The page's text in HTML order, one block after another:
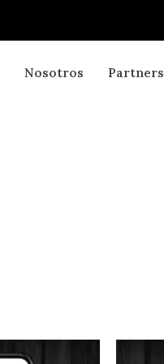
Nosotros Partners